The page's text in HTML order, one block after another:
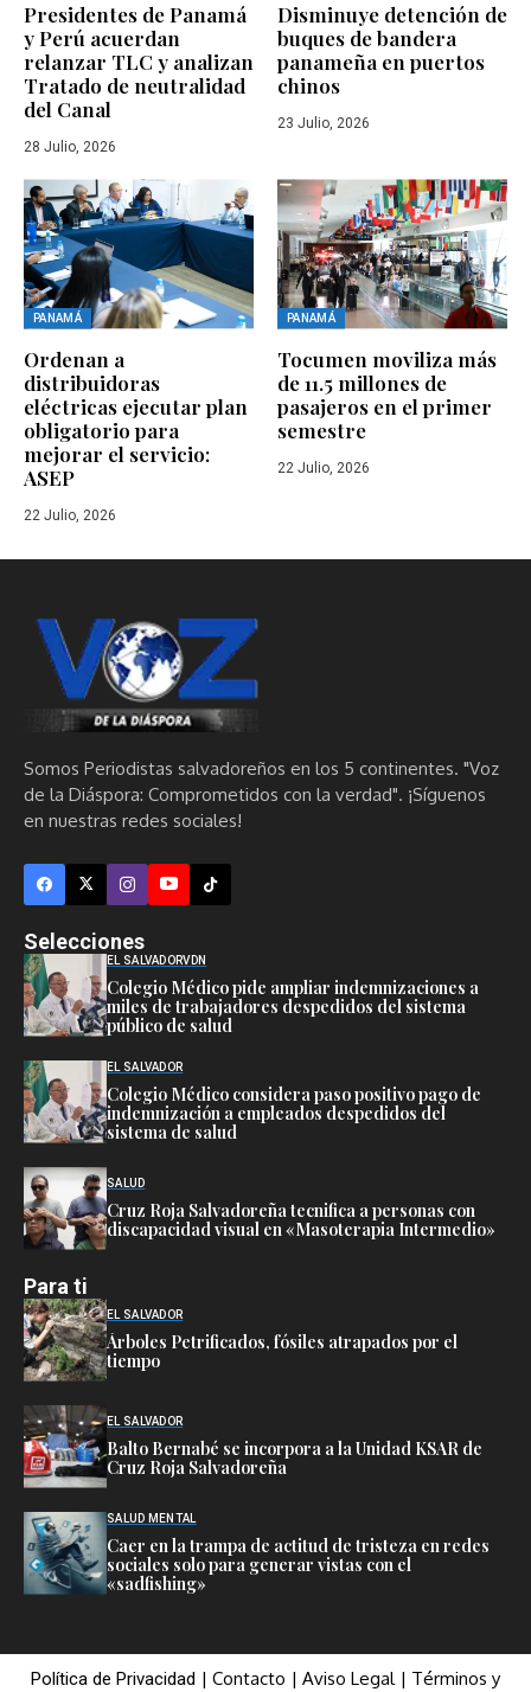
Presidentes de Panamá
y Perú acuerdan
relanzar TLC y analizan
Tratado de neutralidad
del Canal
28 Julio, 2026
Disminuye detención de
buques de bandera
panameña en puertos
chinos
23 Julio, 2026
PANAMÁ
Ordenan a
distribuidoras
eléctricas ejecutar plan
obligatorio para
mejorar el servicio:
ASEP
22 Julio, 2026
PANAMÁ
Tocumen moviliza más
de 11.5 millones de
pasajeros en el primer
semestre
22 Julio, 2026
Somos Periodistas salvadoreños en los 5 continentes. "Voz
de la Diáspora: Comprometidos con la verdad". ¡Síguenos
en nuestras redes sociales!
Selecciones
EL SALVADORVDN
Colegio Médico pide ampliar indemnizaciones a
miles de trabajadores despedidos del sistema
público de salud
EL SALVADOR
Colegio Médico considera paso positivo pago de
indemnización a empleados despedidos del
sistema de salud
SALUD
Cruz Roja Salvadoreña tecnifica a personas con
discapacidad visual en «Masoterapia Intermedio»
Para ti
EL SALVADOR
Árboles Petrificados, fósiles atrapados por el
tiempo
EL SALVADOR
Balto Bernabé se incorpora a la Unidad KSAR de
Cruz Roja Salvadoreña
SALUD MENTAL
Caer en la trampa de actitud de tristeza en redes
sociales solo para generar vistas con el
«sadfishing»
Política de Privacidad | Contacto | Aviso Legal | Términos y